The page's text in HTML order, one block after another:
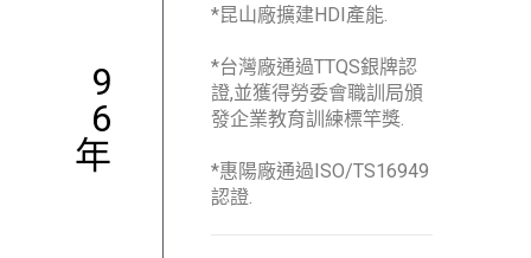
9
6
年
*昆山廠擴建HDI產能.
*台灣廠通過TTQS銀牌認
證,並獲得勞委會職訓局頒
發企業教育訓練標竿獎.
*惠陽廠通過ISO/TS16949
認證.